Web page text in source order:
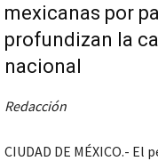
mexicanas por
profundizan la
nacional
Redacción
CIUDAD DE MÉXICO.- El